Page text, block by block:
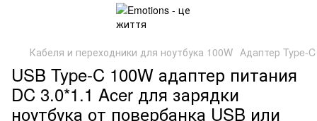
Кабеля и переходники для ноутбука 100W Адаптер Type-
USB Type-C 100W адаптер питания
DC 3.0*1.1 Acer для зарядки
ноутбука от повербанка USB или